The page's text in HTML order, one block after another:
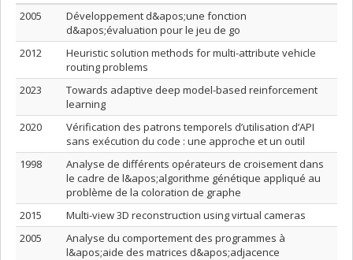
2005
Développement d&apos;une fonction
d&apos;évaluation pour le jeu de go
2012
Heuristic solution methods for multi-attribute vehicle
routing problems
2023
Towards adaptive deep model-based reinforcement
learning
2020
Vérification des patrons temporels d’utilisation d’API
sans exécution du code : une approche et un outil
1998
Analyse de différents opérateurs de croisement dans
le cadre de l&apos;algorithme génétique appliqué au
problème de la coloration de graphe
2015
Multi-view 3D reconstruction using virtual cameras
2005
Analyse du comportement des programmes à
l&apos;aide des matrices d&apos;adjacence